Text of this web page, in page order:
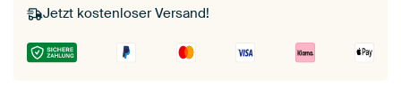
Jetzt kostenloser Versand!